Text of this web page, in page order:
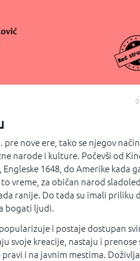
pre nove ere, tako se njegov način
narode i kulture. Počevši od
1648, do Amerike kada
vreme, za običan narod sladoled
ranije. Do tada su imali priliku
bogati ljudi.
i postaje dostupan
svoje kreacije, nastaju i prenose
i na javnim mestima.